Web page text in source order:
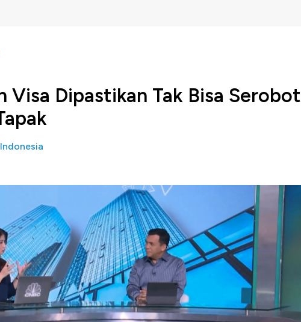
Visa Dipastikan Tak Bisa Serobot
Jenderal Imigrasi Kementerian Hukum dan HAM Silmy Karim
400 orang WNA yang mendaftar untuk mendapatkan golden visa.
golden visa memiliki sejumlah keuntungan, namun tetap ada
properti di Tanah Air.
Dina Gurning Bersama Direktur Jenderal Imigrasi Kementerian Hukum
Property Point CNBC Indonesia, Rabu (14/08/2024).